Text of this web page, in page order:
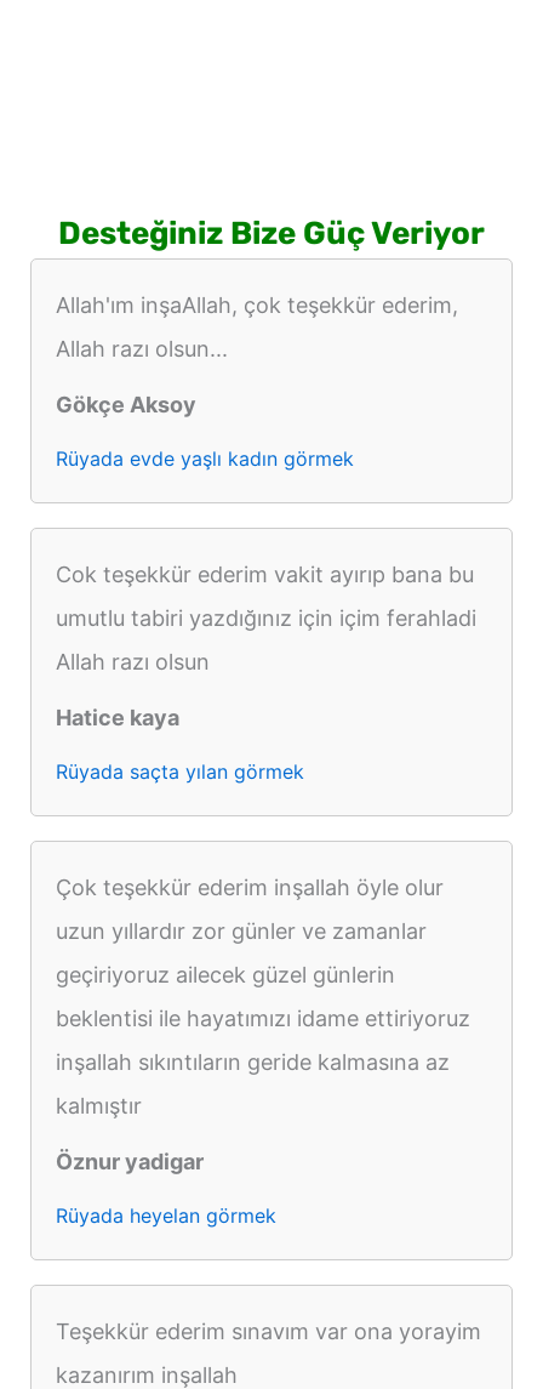
Desteğiniz Bize Güç Veriyor
Allah'ım inşaAllah, çok teşekkür ederim,
Allah razı olsun...
Gökçe Aksoy
Rüyada evde yaşlı kadın görmek
Cok teşekkür ederim vakit ayırıp bana bu
umutlu tabiri yazdığınız için içim ferahladi
Allah razı olsun
Hatice kaya
Rüyada saçta yılan görmek
Çok teşekkür ederim inşallah öyle olur
uzun yıllardır zor günler ve zamanlar
geçiriyoruz ailecek güzel günlerin
beklentisi ile hayatımızı idame ettiriyoruz
inşallah sıkıntıların geride kalmasına az
kalmıştır
Öznur yadigar
Rüyada heyelan görmek
Teşekkür ederim sınavım var ona yorayim
kazanırım inşallah